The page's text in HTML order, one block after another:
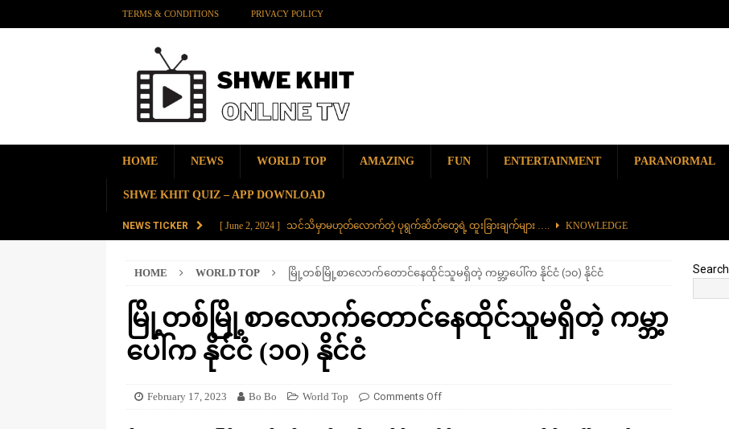
TERMS & CONDITIONS PRIVACY POLICY
HOME NEWS WORLD TOP AMAZING FUN ENTERTAINMENT PARANORMAL
SHWE KHIT QUIZ – APP DOWNLOAD
NEWS TICKER [ June 2, 2024 ] သင်သိမှာမဟုတ်လောက်တဲ့ ပုရွက်ဆိတ်တွေရဲ့ ထူးခြားချက်များ …. KNOWLEDGE
[ June 2, 2024 ] တရုတ်နိုင်ငံက နာမည်ကျော် လမ်းဘေးအစားအစာ တစ်ခုဖြစ်တဲ့ ကျောက်စရစ်ခဲကြော်
[ November 28, 2023 ] ကမ္ဘာပေါ်မှာ တစ်ခုတည်းရှိတဲ့ စိတ်ကူးယဉ်ဆန်ဆန် ရေအောက်ပန်းခြံ
[ November 28, 2023 ] တွဲပေါင်း (၆၀၀) ကျော်နဲ့ ကမ္ဘာ့အရှည်ဆုံး မီးရထားကြီး KNOWLEDGE
[ August 20, 2025 ] ဒိုင်နိုဆောတွေကို မျိုးတုံးစေခဲ့တဲ့ ဥက္ကာခဲကြီးရဲ့ အဖျက်စွမ်းအား ဘယ်လောက်ရှိခဲ့လဲ
KNOWLEDGE
HOME WORLD TOP မြို့တစ်မြို့စာလောက်တောင်နေထိုင်သူမရှိတဲ့ ကမ္ဘာ့ပေါ်က နိုင်ငံ (၁၀) နိုင်ငံ
မြို့တစ်မြို့စာလောက်တောင်နေထိုင်သူမရှိတဲ့ ကမ္ဘာ့
ပေါ်က နိုင်ငံ (၁၀) နိုင်ငံ
February 17, 2023 Bo Bo World Top Comments Off
Search